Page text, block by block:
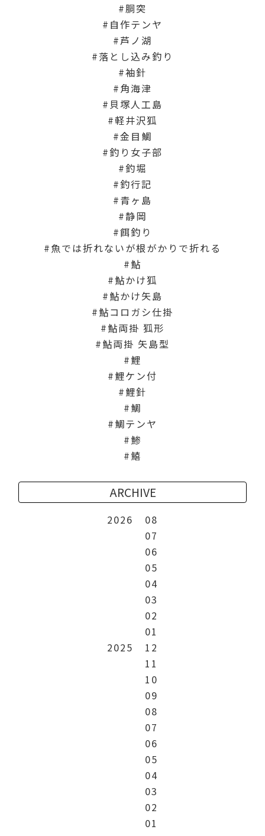
胴突
自作テンヤ
芦ノ湖
落とし込み釣り
袖針
角海津
貝塚人工島
軽井沢狐
金目鯛
釣り女子部
釣堀
釣行記
青ヶ島
静岡
餌釣り
魚では折れないが根がかりで折れる
鮎
鮎かけ狐
鮎かけ矢島
鮎コロガシ仕掛
鮎両掛 狐形
鮎両掛 矢島型
鯉
鯉ケン付
鯉針
鯛
鯛テンヤ
鯵
鱚
ARCHIVE
2026
08
07
06
05
04
03
02
01
2025
12
11
10
09
08
07
06
05
04
03
02
01